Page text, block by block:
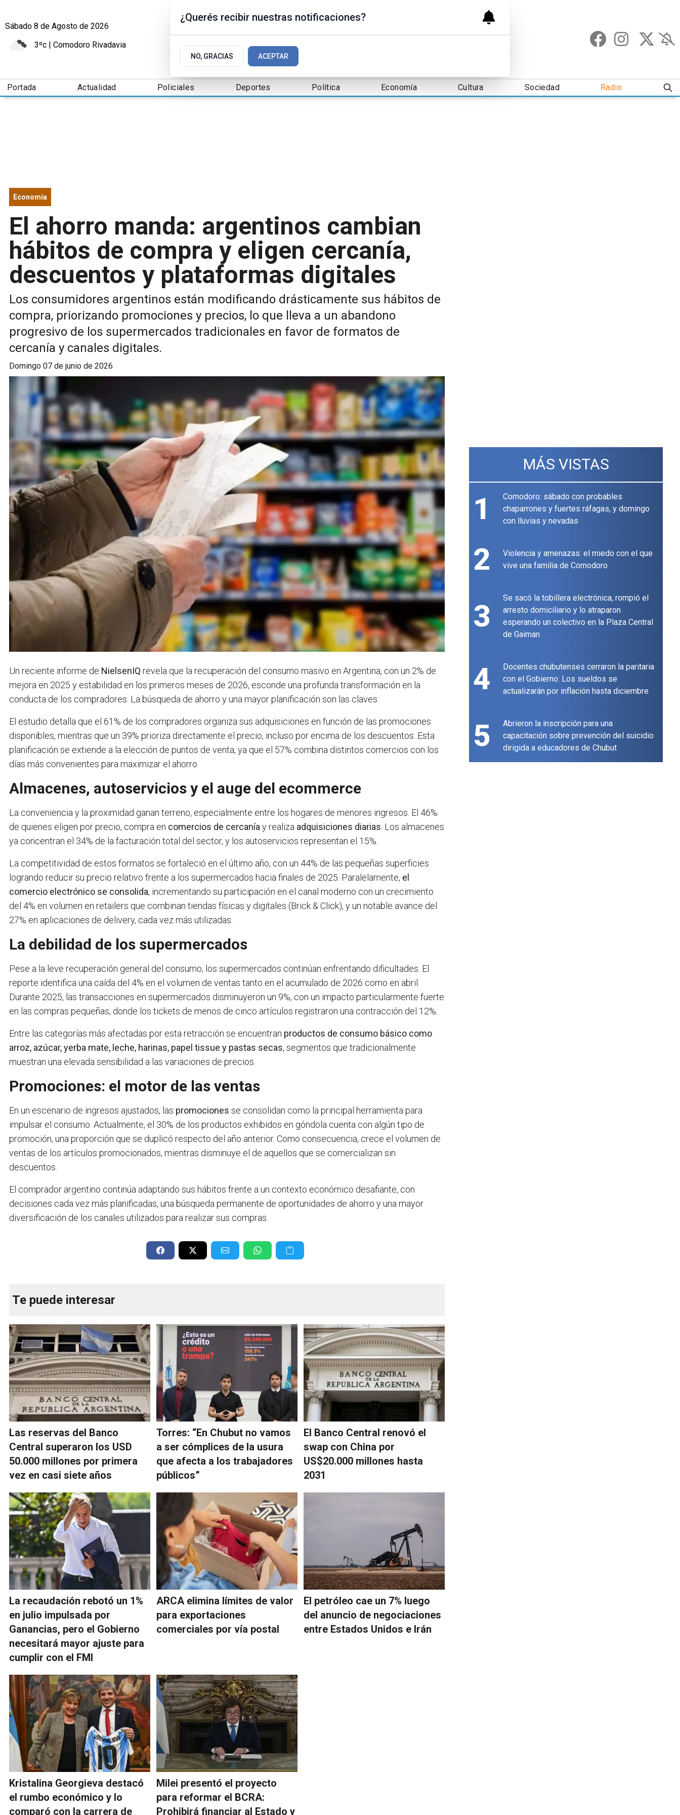
Sábado 8 de Agosto de 2026
3ºc | Comodoro Rivadavia
Portada Actualidad Policiales Deportes Política Economía Cultura Sociedad Radio
Economía
El ahorro manda: argentinos cambian
hábitos de compra y eligen cercanía,
descuentos y plataformas digitales
Los consumidores argentinos están modificando drásticamente sus hábitos de
compra, priorizando promociones y precios, lo que lleva a un abandono
progresivo de los supermercados tradicionales en favor de formatos de
cercanía y canales digitales.
domingo 07 de junio de 2026
Un reciente informe de NielsenIQ revela que la recuperación del consumo masivo en Argentina, con un 2% de
mejora en 2025 y estabilidad en los primeros meses de 2026, esconde una profunda transformación en la
conducta de los compradores. La búsqueda de ahorro y una mayor planificación son las claves.
El estudio detalla que el 61% de los compradores organiza sus adquisiciones en función de las promociones
disponibles, mientras que un 39% prioriza directamente el precio, incluso por encima de los descuentos. Esta
planificación se extiende a la elección de puntos de venta, ya que el 57% combina distintos comercios con los
días más convenientes para maximizar el ahorro.
Almacenes, autoservicios y el auge del ecommerce
La conveniencia y la proximidad ganan terreno, especialmente entre los hogares de menores ingresos. El 46%
de quienes eligen por precio, compra en comercios de cercaníay realiza adquisiciones diarias. Los almacenes
ya concentran el 34% de la facturación total del sector, y los autoservicios representan el 15%.
La competitividad de estos formatos se fortaleció en el último año, con un 44% de las pequeñas superficies
logrando reducir su precio relativo frente a los supermercados hacia finales de 2025. Paralelamente, el
comercio electrónico se consolida, incrementando su participación en el canal moderno con un crecimiento
del 4% en volumen en retailers que combinan tiendas físicas y digitales (Brick & Click), y un notable avance del
27% en aplicaciones de delivery, cada vez más utilizadas.
La debilidad de los supermercados
Pese a la leve recuperación general del consumo, los supermercados continúan enfrentando dificultades. El
reporte identifica una caída del 4% en el volumen de ventas tanto en el acumulado de 2026 como en abril.
Durante 2025, las transacciones en supermercados disminuyeron un 9%, con un impacto particularmente fuerte
en las compras pequeñas, donde los tickets de menos de cinco artículos registraron una contracción del 12%.
Entre las categorías más afectadas por esta retracción se encuentran productos de consumo básico como
arroz, azúcar, yerba mate, leche, harinas, papel tissue y pastas secas, segmentos que tradicionalmente
muestran una elevada sensibilidad a las variaciones de precios.
Promociones: el motor de las ventas
En un escenario de ingresos ajustados, las promociones se consolidan como la principal herramienta para
impulsar el consumo. Actualmente, el 30% de los productos exhibidos en góndola cuenta con algún tipo de
promoción, una proporción que se duplicó respecto del año anterior. Como consecuencia, crece el volumen de
ventas de los artículos promocionados, mientras disminuye el de aquellos que se comercializan sin
descuentos.
El comprador argentino continúa adaptando sus hábitos frente a un contexto económico desafiante, con
decisiones cada vez más planificadas, una búsqueda permanente de oportunidades de ahorro y una mayor
diversificación de los canales utilizados para realizar sus compras.
Te puede interesar
Las reservas del Banco
Central superaron los USD
50.000 millones por primera
vez en casi siete años
Torres: “En Chubut no vamos
a ser cómplices de la usura
que afecta a los trabajadores
públicos”
El Banco Central renovó el
swap con China por
US$20.000 millones hasta
2031
La recaudación rebotó un 1%
en julio impulsada por
Ganancias, pero el Gobierno
necesitará mayor ajuste para
cumplir con el FMI
ARCA elimina límites de valor
para exportaciones
comerciales por vía postal
El petróleo cae un 7% luego
del anuncio de negociaciones
entre Estados Unidos e Irán
Kristalina Georgieva destacó
el rumbo económico y lo
comparó con la carrera de
Milei presentó el proyecto
para reformar el BCRA:
Prohibirá financiar al Estado y
MÁS VISTAS
1
Comodoro: sábado con probables
chaparrones y fuertes ráfagas, y domingo
con lluvias y nevadas
2
Violencia y amenazas: el miedo con el que
vive una familia de Comodoro
3
Se sacó la tobillera electrónica, rompió el
arresto domiciliario y lo atraparon
esperando un colectivo en la Plaza Central
de Gaiman
4
Docentes chubutenses cerraron la paritaria
con el Gobierno: Los sueldos se
actualizarán por inflación hasta diciembre
5
Abrieron la inscripción para una
capacitación sobre prevención del suicidio
dirigida a educadores de Chubut
¿Querés recibir nuestras notificaciones?
NO, GRACIAS ACEPTAR